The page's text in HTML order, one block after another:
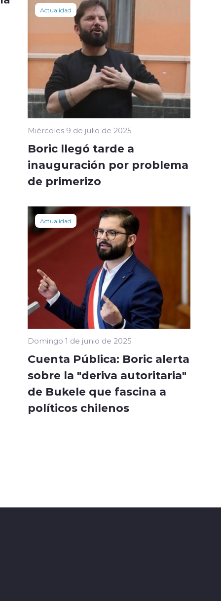
Actualidad
Miércoles 9 de julio de 2025
Boric llegó tarde a
inauguración por problema
de primerizo
Actualidad
Domingo 1 de junio de 2025
Cuenta Pública: Boric alerta
sobre la "deriva autoritaria"
de Bukele que fascina a
políticos chilenos